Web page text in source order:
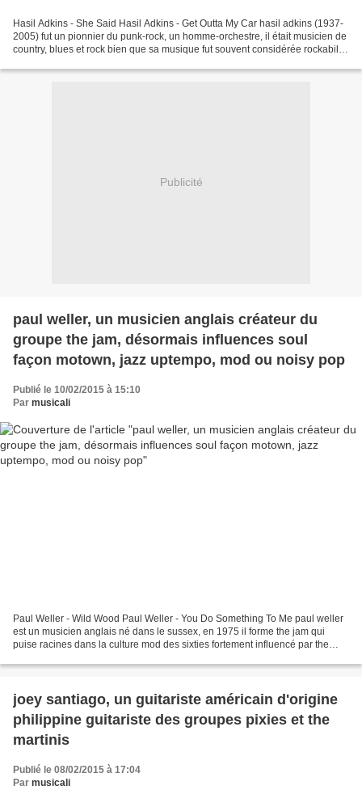
Hasil Adkins - She Said Hasil Adkins - Get Outta My Car hasil adkins (1937-
2005) fut un pionnier du punk-rock, un homme-orchestre, il était musicien de
country, blues et rock bien que sa musique fut souvent considérée rockabilly
Publicité
paul weller, un musicien anglais créateur du
groupe the jam, désormais influences soul
façon motown, jazz uptempo, mod ou noisy pop
Publié le 10/02/2015 à 15:10
Par musicali
Paul Weller - Wild Wood Paul Weller - You Do Something To Me paul weller
est un musicien anglais né dans le sussex, en 1975 il forme the jam qui
puise racines dans la culture mod des sixties fortement influencé par the
joey santiago, un guitariste américain d'origine
philippine guitariste des groupes pixies et the
martinis
Publié le 08/02/2015 à 17:04
Par musicali